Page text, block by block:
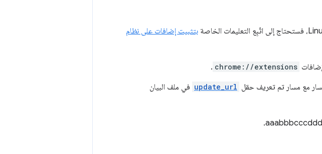
بتثبيت إضافات على نظام
chrome://extensions
.
مع مسار تم تعريف حقل update_url في ملف البيان